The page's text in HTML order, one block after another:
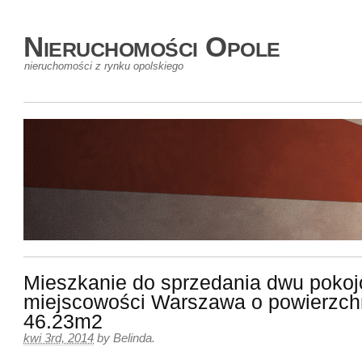
Nieruchomości Opole
nieruchomości z rynku opolskiego
Mieszkanie do sprzedania dwu
miejscowości Warszawa o
46.23m2
kwi 3rd, 2014 by Belinda.